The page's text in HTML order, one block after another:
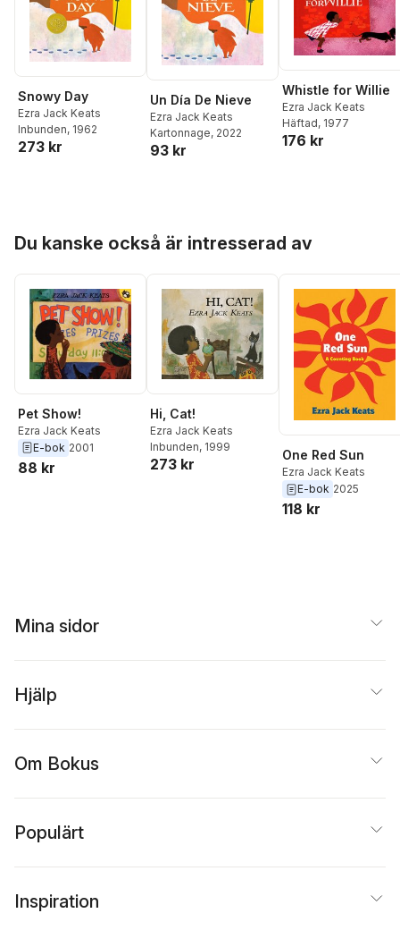
Snowy Day
Ezra Jack Keats
Inbunden, 1962
273 kr
Un Día De Nieve
Ezra Jack Keats
Kartonnage, 2022
93 kr
Whistle for Willie
Ezra Jack Keats
Häftad, 1977
176 kr
Du kanske också är intresserad av
Pet Show!
Ezra Jack Keats
E-bok 2001
88 kr
Hi, Cat!
Ezra Jack Keats
Inbunden, 1999
273 kr
One Red Sun
Ezra Jack Keats
E-bok 2025
118 kr
Mina sidor
Hjälp
Om Bokus
Populärt
Inspiration